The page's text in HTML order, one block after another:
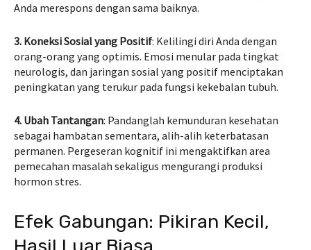
Anda merespons dengan sama baiknya.
3. Koneksi Sosial yang Positif: Kelilingi diri Anda dengan
orang-orang yang optimis. Emosi menular pada tingkat
neurologis, dan jaringan sosial yang positif menciptakan
peningkatan yang terukur pada fungsi kekebalan tubuh.
4. Ubah Tantangan: Pandanglah kemunduran kesehatan
sebagai hambatan sementara, alih-alih keterbatasan
permanen. Pergeseran kognitif ini mengaktifkan area
pemecahan masalah sekaligus mengurangi produksi
hormon stres.
Efek Gabungan: Pikiran Kecil,